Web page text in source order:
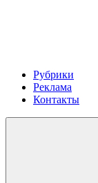
Рубрики
Реклама
Контакты